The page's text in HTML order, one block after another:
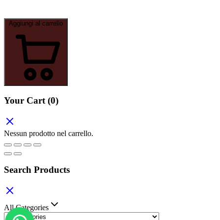
Aggiungi al carrello
Your Cart (0)
Nessun prodotto nel carrello.
Search Products
All Categories